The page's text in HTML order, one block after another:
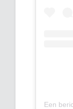
Een